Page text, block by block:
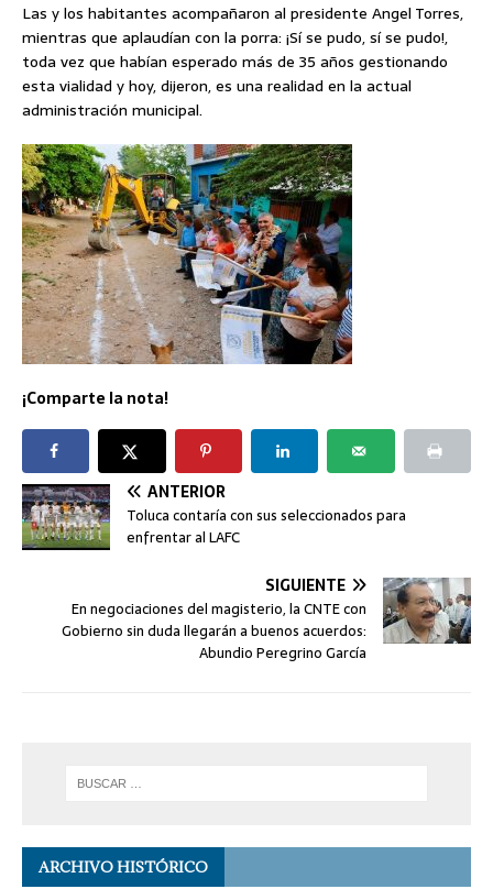
Las y los habitantes acompañaron al presidente Angel Torres,
mientras que aplaudían con la porra: ¡Sí se pudo, sí se pudo!,
toda vez que habían esperado más de 35 años gestionando
esta vialidad y hoy, dijeron, es una realidad en la actual
administración municipal.
¡Comparte la nota!
ANTERIOR
Toluca contaría con sus seleccionados para
enfrentar al LAFC
SIGUIENTE
En negociaciones del magisterio, la CNTE con
Gobierno sin duda llegarán a buenos acuerdos:
Abundio Peregrino García
ARCHIVO HISTÓRICO